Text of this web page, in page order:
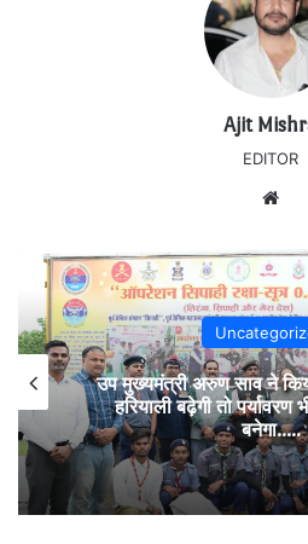
Ajit
EDITOR
उप मुख्यमंत्री अरुण साव ने
हरियाली बढ़ेगी तो
बनेगा…..